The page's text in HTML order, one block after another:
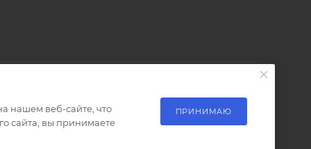
нашем веб-сайте, что
сайта, вы принимаете
ПРИНИМАЮ